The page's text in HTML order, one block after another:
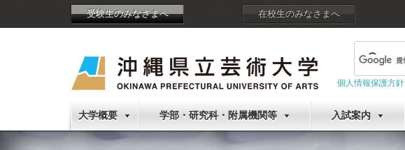
受験生のみなさまへ 在校生のみなさまへ
個人情報保護方針
大学概要 学部・研究科・附属機関等 入試案内